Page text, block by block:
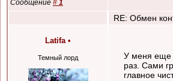
Сообщение # 1
RE: Обмен
Latifa •
Темный лорд
У меня еще
раз. Сами
главное